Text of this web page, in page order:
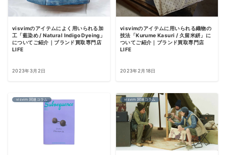
visvimのアイテムによく用いられる加
工「藍染め / Natural Indigo Dyeing」
についてご紹介｜ブランド買取専門店
LIFE
2023年3月2日
visvimのアイテムに用いられる織物の
技法「Kurume Kasuri / 久留米絣」に
ついてご紹介｜ブランド買取専門店
LIFE
2023年2月18日
visvim 関連コラム visvim 関連コラム